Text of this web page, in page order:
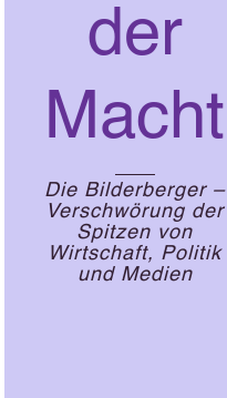
der
Macht
Die Bilderberger –
Verschwörung der
Spitzen von
Wirtschaft, Politik
und Medien